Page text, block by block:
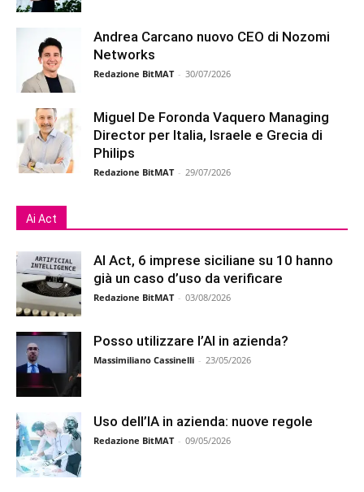
Andrea Carcano nuovo CEO di Nozomi
Networks
Redazione BitMAT - 30/07/2026
Miguel De Foronda Vaquero Managing
Director per Italia, Israele e Grecia di
Philips
Redazione BitMAT - 29/07/2026
Ai Act
AI Act, 6 imprese siciliane su 10 hanno
già un caso d’uso da verificare
Redazione BitMAT - 03/08/2026
Posso utilizzare l’AI in azienda?
Massimiliano Cassinelli - 23/05/2026
Uso dell’IA in azienda: nuove regole
Redazione BitMAT - 09/05/2026